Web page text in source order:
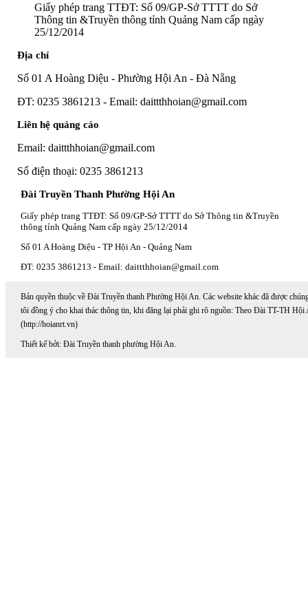
Giấy phép trang TTĐT: Số 09/GP-Sở TTTT do Sở
Thông tin &Truyền thông tỉnh Quảng Nam cấp ngày
25/12/2014
Địa chỉ
Số 01 A Hoàng Diệu - Phường Hội An - Đà Nẵng
ĐT: 0235 3861213 - Email: daittthhoian@gmail.com
Liên hệ quảng cáo
Email: daittthhoian@gmail.com
Số điện thoại: 0235 3861213
Đài Truyền Thanh Phường Hội An
Giấy phép trang TTĐT: Số 09/GP-Sở TTTT do Sở Thông tin &Truyền
thông tỉnh Quảng Nam cấp ngày 25/12/2014
Số 01 A Hoàng Diệu - TP Hội An - Quảng Nam
ĐT: 0235 3861213 - Email: daittthhoian@gmail.com
Bản quyền thuộc về Đài Truyền thanh Phường Hội An. Các website khác đã được
tôi đồng ý cho khai thác thông tin, khi đăng lại phải ghi rõ nguồn: Theo Đài TT-TH Hội
(http://hoianrt.vn)
Thiết kế bởi: Đài Truyền thanh phường Hội An.